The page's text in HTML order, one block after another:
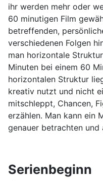
ihr werden mehr oder
60 minutigen Film
betreffenden,
verschiedenen Folgen
man horizontale
Minuten bei einem 60
horizontalen Struktur
kreativ nutzt und nicht
mitschleppt, Chancen,
erzählen. Man kann ein
genauer betrachten und
Serienbeginn